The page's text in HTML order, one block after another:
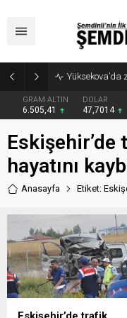
GRAM ALTIN
6.505,41
DOLAR
47,7014
Eskişehir’de
hayatını
Anasayfa Etiket: